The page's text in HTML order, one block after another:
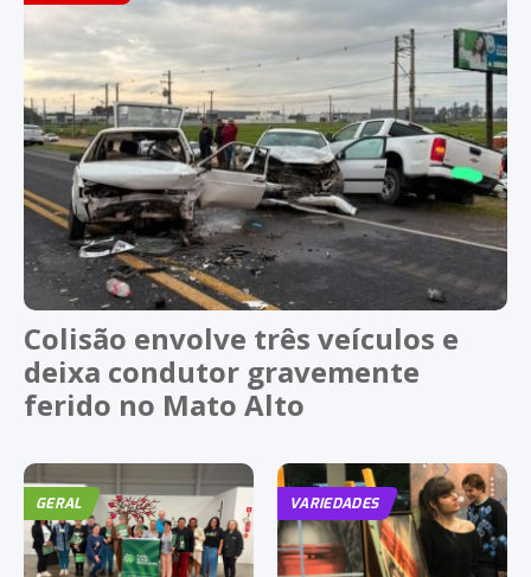
Colisão envolve três veículos e
deixa condutor gravemente
ferido no Mato Alto
GERAL VARIEDADES